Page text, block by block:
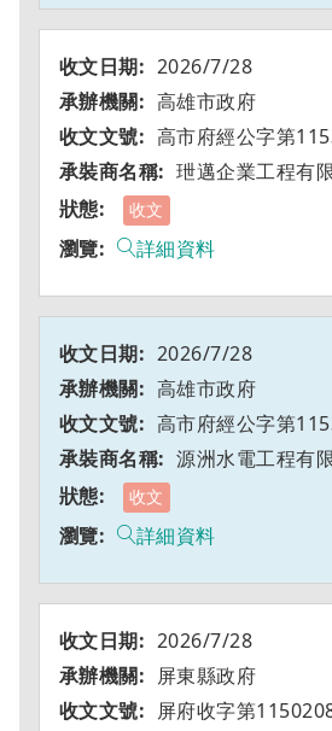
2026/7/28
高雄市政府
高市府經公字第
玴邁企業工程有
收文
詳細資料
2026/7/28
高雄市政府
高市府經公字第
源洲水電工程有
收文
詳細資料
2026/7/28
屏東縣政府
屏府收字第